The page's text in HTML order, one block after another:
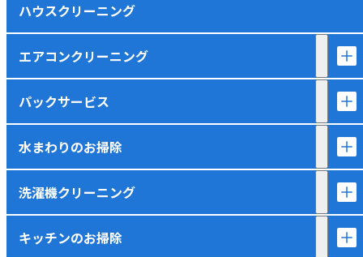
ハウスクリーニング
エアコンクリーニング
パックサービス
水まわりのお掃除
洗濯機クリーニング
キッチンのお掃除